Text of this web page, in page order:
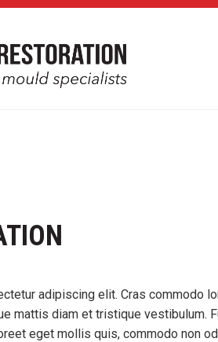
adipiscing elit. Cras commodo
mattis diam et tristique vestibulum.
eget mollis quis, commodo non